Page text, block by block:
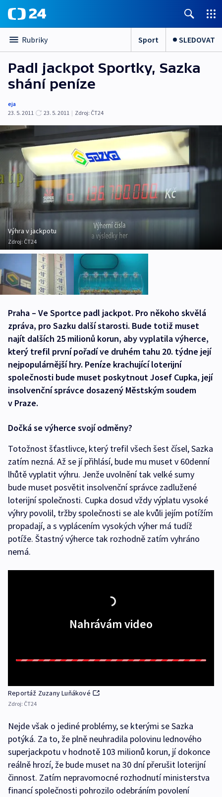
Rubriky Sport SLEDOVAT
Padl jackpot Sportky, Sazka
shání peníze
eja
23. 5. 2011
23. 5. 2011 | Zdroj: ČT24
Výhra v jackpotu
Zdroj: ČT24
Praha – Ve Sportce padl jackpot. Pro někoho skvělá
zpráva, pro Sazku další starosti. Bude totiž muset
najít dalších 25 milionů korun, aby vyplatila výherce,
který trefil první pořadí ve druhém tahu 20. týdne její
nejpopulárnější hry. Peníze krachující loterijní
společnosti bude muset poskytnout Josef Cupka, její
insolvenční správce dosazený Městským soudem
v Praze.
Dočká se výherce svojí odměny?
Totožnost šťastlivce, který trefil všech šest čísel, Sazka
zatím nezná. Až se jí přihlásí, bude mu muset v 60denní
lhůtě vyplatit výhru. Jenže uvolnění tak velké sumy
bude muset posvětit insolvenční správce zadlužené
loterijní společnosti. Cupka dosud vždy výplatu vysoké
výhry povolil, tržby společnosti se ale kvůli jejím potížím
propadají, a s vyplácením vysokých výher má tudíž
potíže. Štastný výherce tak rozhodně zatím vyhráno
nemá.
Nahrávám video
Reportáž Zuzany Luňákové
Zdroj: ČT24
Nejde však o jediné problémy, se kterými se Sazka
potýká. Za to, že plně neuhradila polovinu lednového
superjackpotu v hodnotě 103 milionů korun, jí dokonce
reálně hrozí, že bude muset na 30 dní přerušit loterijní
činnost. Zatím nepravomocné rozhodnutí ministerstva
financí společnosti pohrozilo odebráním povolení